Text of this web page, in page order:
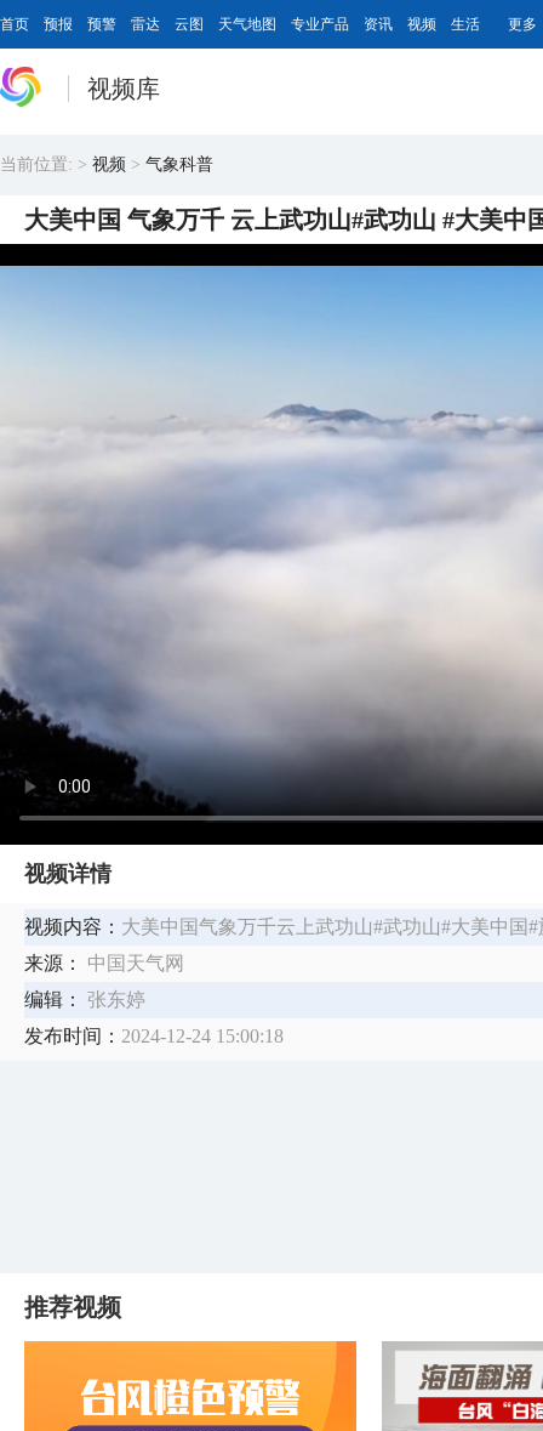
首页 预报 预警 雷达 云图 天气地图 专业产品 资讯 视频 生活 更多
视频库
当前位置: > 视频 > 气象科普
大美中国 气象万千 云上武功山#武功山 #大美中
视频详情
视频内容： 大美中国气象万千云上武功山#武功山#大美中国#
来源：
中国天气网
编辑：
张东婷
发布时间： 2024-12-24 15:00:18
推荐视频